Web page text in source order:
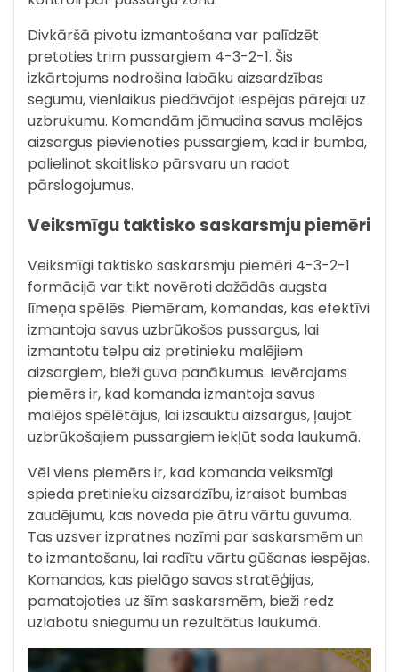
Divkāršā pivotu izmantošana var palīdzēt
pretoties trim pussargiem 4-3-2-1. Šis
izkārtojums nodrošina labāku aizsardzības
segumu, vienlaikus piedāvājot iespējas pārejai uz
uzbrukumu. Komandām jāmudina savus malējos
aizsargus pievienoties pussargiem, kad ir bumba,
palielinot skaitlisko pārsvaru un radot
pārslogojumus.
Veiksmīgu taktisko saskarsmju piemēri
Veiksmīgi taktisko saskarsmju piemēri 4-3-2-1
formācijā var tikt novēroti dažādās augsta
līmeņa spēlēs. Piemēram, komandas, kas efektīvi
izmantoja savus uzbrūkošos pussargus, lai
izmantotu telpu aiz pretinieku malējiem
aizsargiem, bieži guva panākumus. Ievērojams
piemērs ir, kad komanda izmantoja savus
malējos spēlētājus, lai izsauktu aizsargus, ļaujot
uzbrūkošajiem pussargiem iekļūt soda laukumā.
Vēl viens piemērs ir, kad komanda veiksmīgi
spieda pretinieku aizsardzību, izraisot bumbas
zaudējumu, kas noveda pie ātru vārtu guvuma.
Tas uzsver izpratnes nozīmi par saskarsmēm un
to izmantošanu, lai radītu vārtu gūšanas iespējas.
Komandas, kas pielāgo savas stratēģijas,
pamatojoties uz šīm saskarsmēm, bieži redz
uzlabotu sniegumu un rezultātus laukumā.